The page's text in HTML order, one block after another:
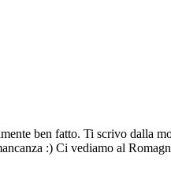
ben fatto. Ti scrivo dalla
:) Ci vediamo al